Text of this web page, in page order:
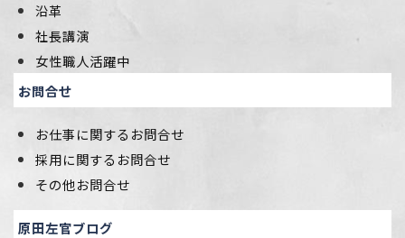
沿革
社長講演
女性職人活躍中
お問合せ
お仕事に関するお問合せ
採用に関するお問合せ
その他お問合せ
原田左官ブログ